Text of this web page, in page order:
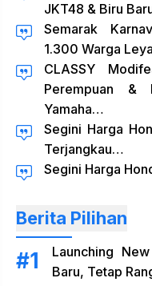
JKT48 & Biru
Semarak
1.300 Warga
CLASSY
Perempuan &
Yamaha…
Segini Harga
Terjangkau…
Segini Harga
Berita Pilihan
Launching
Baru, Tetap